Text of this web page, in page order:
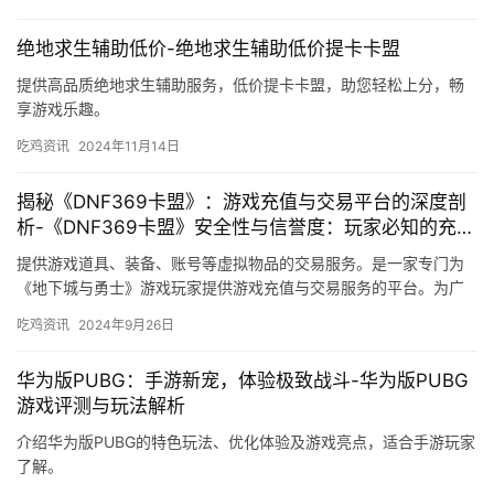
绝地求生辅助低价-绝地求生辅助低价提卡卡盟
提供高品质绝地求生辅助服务，低价提卡卡盟，助您轻松上分，畅
享游戏乐趣。
吃鸡资讯 2024年11月14日
揭秘《DNF369卡盟》：游戏充值与交易平台的深度剖
析-《DNF369卡盟》安全性与信誉度：玩家必知的充值
交易指南
提供游戏道具、装备、账号等虚拟物品的交易服务。是一家专门为
《地下城与勇士》游戏玩家提供游戏充值与交易服务的平台。为广
吃鸡资讯 2024年9月26日
华为版PUBG：手游新宠，体验极致战斗-华为版PUBG
游戏评测与玩法解析
介绍华为版PUBG的特色玩法、优化体验及游戏亮点，适合手游玩家
了解。